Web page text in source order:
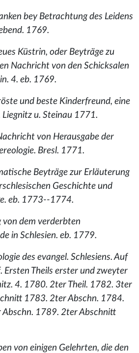
bey Betrachtung des Leidens
1769.
Küstrin, oder Beyträge zu
Nachricht von den Schicksalen
4. eb. 1769.
und beste Kinderfreund, eine
u. Steinau 1771.
von Herausgabe der
Bresl. 1771.
Beyträge zur Erläuterung
Geschichte und
eb. 1773--1774.
von dem verderbten
in Schlesien. eb. 1779.
des evangel. Schlesiens. Auf
Ersten Theils erster und zweyter
4. 1780. 2ter Theil. 1782. 3ter
1783. 2ter Abschn. 1784.
Abschn. 1789. 2ter Abschnitt
von einigen Gelehrten, die den